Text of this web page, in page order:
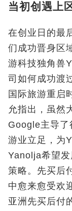
当初创遇上
在创业日的最
们成功晋身区
游科技独角兽
司如何成功渡
国际旅游重启
允指出，虽然
Google主导了
游业立足，为
Yanolja希望
策略。先买后
中愈来愈受欢
亚洲先买后付